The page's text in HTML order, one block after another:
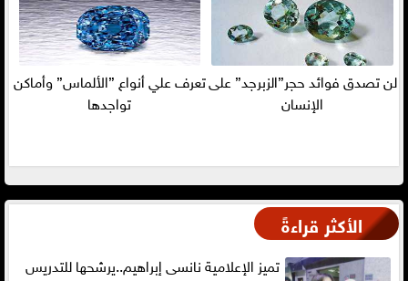
لن تصدق فوائد حجر”الزبرجد” على
الإنسان
تعرف علي أنواع ”الألماس” وأماكن
تواجدها
الأكثر قراءةً
تميز الإعلامية نانسى إبراهيم..يرشحها للتدريس